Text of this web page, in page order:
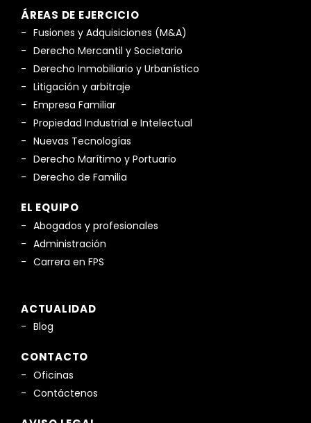
ÁREAS DE EJERCICIO
Fusiones y Adquisiciones (M&A)
Derecho Mercantil y Societario
Derecho Inmobiliario y Urbanístico
Litigación y arbitraje
Empresa Familiar
Propiedad Industrial e Intelectual
Nuevas Tecnologías
Derecho Marítimo y Portuario
Derecho de Familia
EL EQUIPO
Abogados y profesionales
Administración
Carrera en FPS
ACTUALIDAD
Blog
CONTACTO
Oficinas
Contáctenos